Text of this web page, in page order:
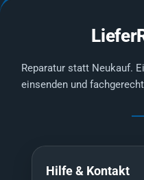
Reparatur statt Neukauf.
einsenden und
Hilfe & Kontakt